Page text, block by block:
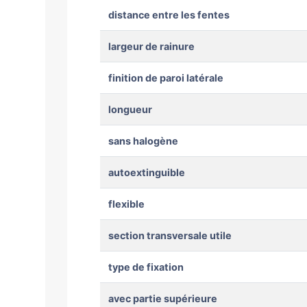
distance entre les fentes
largeur de rainure
finition de paroi latérale
longueur
sans halogène
autoextinguible
flexible
section transversale utile
type de fixation
avec partie supérieure